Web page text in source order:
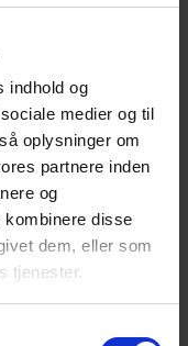
indhold og
medier og til
oplysninger om
partnere inden
og
kombinere disse
dem, eller som
tjenester.
du andre
erfaringer
som dig. – I